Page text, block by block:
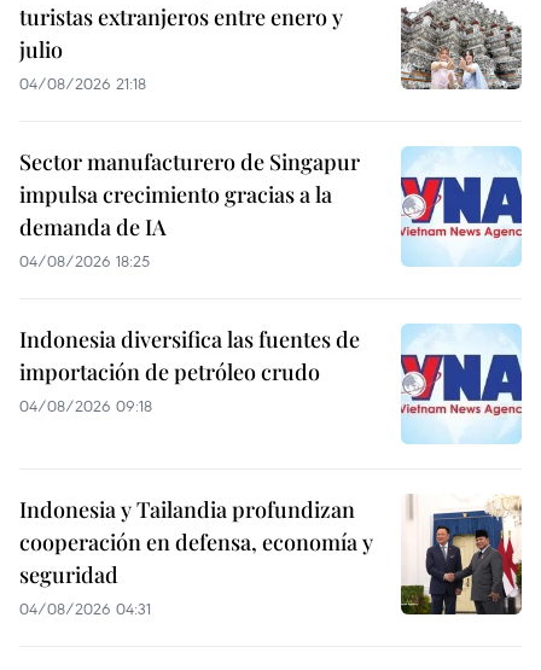
turistas extranjeros entre enero y
julio
04/08/2026 21:18
Sector manufacturero de Singapur
impulsa crecimiento gracias a la
demanda de IA
04/08/2026 18:25
Indonesia diversifica las fuentes de
importación de petróleo crudo
04/08/2026 09:18
Indonesia y Tailandia profundizan
cooperación en defensa, economía y
seguridad
04/08/2026 04:31